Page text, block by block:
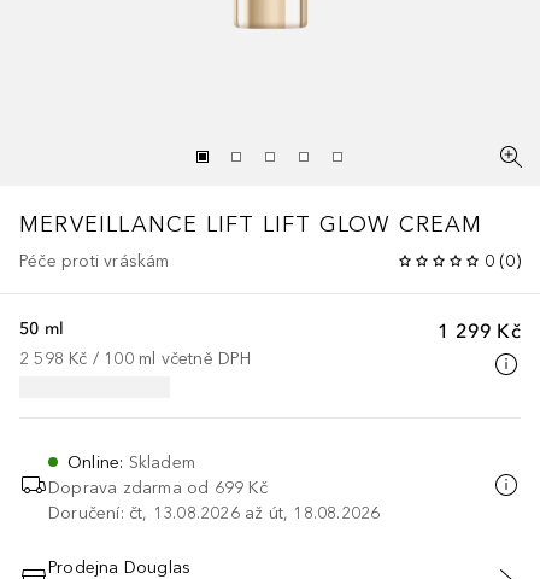
MERVEILLANCE LIFT LIFT GLOW CREAM
Péče proti vráskám 0 (0)
1 299 Kč
50 ml
2 598 Kč / 100 ml včetně DPH
Online: Skladem
Doprava zdarma od 699 Kč
Doručení: čt, 13.08.2026 až út, 18.08.2026
Prodejna Douglas